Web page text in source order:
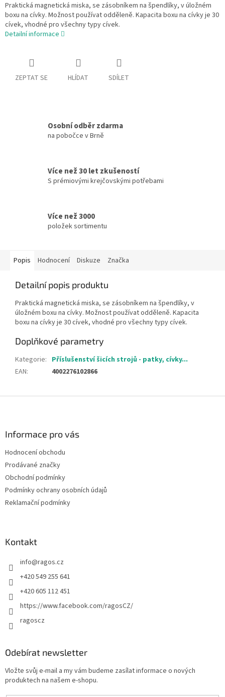
Praktická magnetická miska, se zásobníkem na špendlíky, v úložném
boxu na cívky. Možnost používat odděleně. Kapacita boxu na cívky je 30
cívek, vhodné pro všechny typy cívek.
Detailní informace
ZEPTAT SE HLÍDAT SDÍLET
Osobní odběr zdarma
na pobočce v Brně
Více než 30 let zkušeností
S prémiovými krejčovskými potřebami
Více než 3000
položek sortimentu
Popis Hodnocení Diskuze Značka
Detailní popis produktu
Praktická magnetická miska, se zásobníkem na špendlíky, v
úložném boxu na cívky. Možnost používat odděleně. Kapacita
boxu na cívky je 30 cívek, vhodné pro všechny typy cívek.
Doplňkové parametry
Kategorie: Příslušenství šicích strojů - patky, cívky...
EAN: 4002276102866
Informace pro vás
Hodnocení obchodu
Prodávané značky
Obchodní podmínky
Podmínky ochrany osobních údajů
Reklamační podmínky
Kontakt
info@ragos.cz
+420 549 255 641
+420 605 112 451
https://www.facebook.com/ragosCZ/
ragoscz
Odebírat newsletter
Vložte svůj e-mail a my vám budeme zasílat informace o nových
produktech na našem e-shopu.